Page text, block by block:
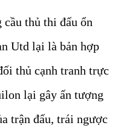
thủ thi đấu ổn
Utd lại là bản hợp
thủ cạnh tranh trực
lại gây ấn tượng
trận đấu, trái ngược